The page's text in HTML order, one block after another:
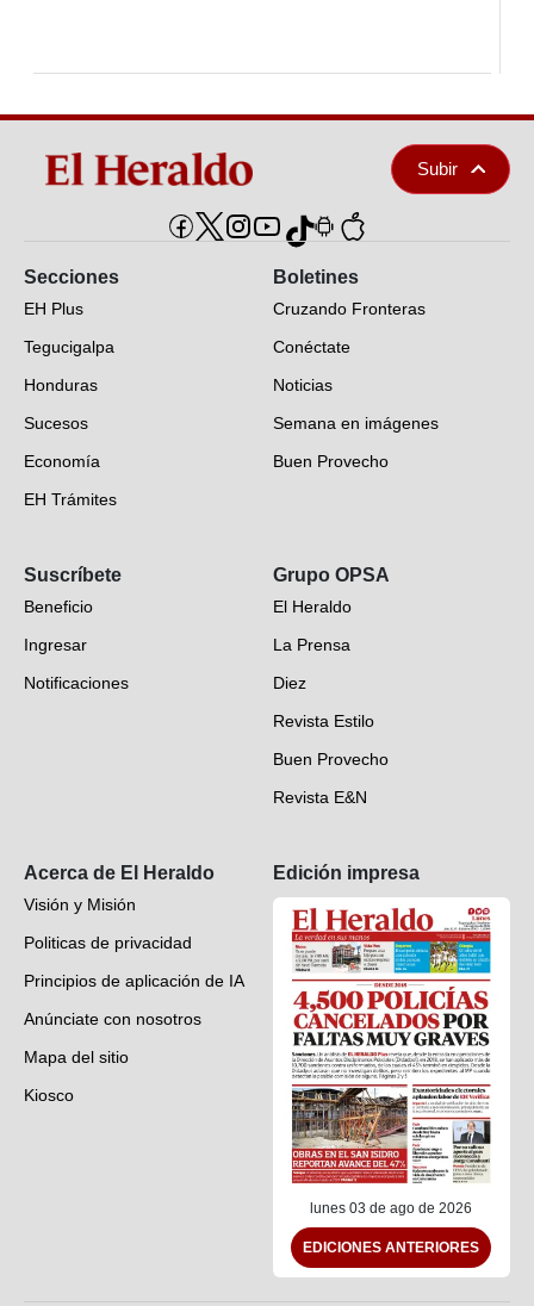
Subir
Secciones
EH Plus
Tegucigalpa
Honduras
Sucesos
Economía
EH Trámites
EH Verifica
Fotogalerías
Deportes
Videos
Boletines
Cruzando Fronteras
Conéctate
Noticias
Semana en imágenes
Buen Provecho
Suscríbete
Beneficio
Ingresar
Notificaciones
Grupo OPSA
El Heraldo
La Prensa
Diez
Revista Estilo
Buen Provecho
Revista E&N
Acerca de El Heraldo
Visión y Misión
Politicas de privacidad
Principios de aplicación de IA
Anúnciate con nosotros
Mapa del sitio
Kiosco
Edición impresa
lunes 03 de ago de 2026
EDICIONES ANTERIORES